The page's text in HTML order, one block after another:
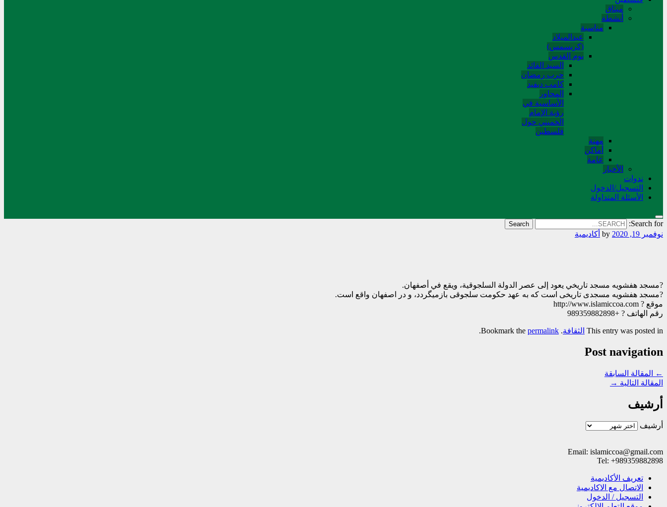
میثاق
أنشطة
مناسبة
عیدالمیلاد
(کریسمس)
یوم القدس
السید القائد
حرب رمضان
کامب دیفید
المحاور
الأساسية في
رؤية الإمام
الخميني حول
فلسطین
مهنة
أماکن
عامة
الأخبار
ندوات
التسجیل/الدخول
الأسئلة المتداولة
Search for:
نوفمبر 19, 2020
أکادیمیة
?مسجد هفشویه مسجد تاريخي يعود إلى عصر الدولة السلجوقية، ويقع في أصفهان.
?مسجد هفشویه مسجدی تاریخی است که به عهد حکومت سلجوقی بازمیگردد، و در اصفهان واقع است.
موقع ? http://www.islamiccoa.com
رقم الهاتف ? +989359882898
This entry was posted in الثقافة. Bookmark the
permalink
.
Post navigation
←
المقالة السابقة
المقالة التالية →
أرشيف
أرشيف
Email: islamiccoa@gmail.com
Tel: +989359882898
تعریف الأکادیمیة
الاتصال مع الاکادیمیة
التسجیل / الدخول